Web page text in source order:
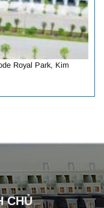
Royal Park, Kim
CHỦ